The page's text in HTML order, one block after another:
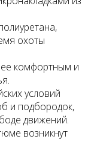
охоты
комфортным и
условий
и подбородок,
движений.
возникнут